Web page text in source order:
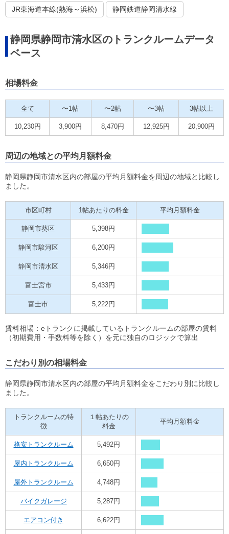
JR東海道本線(熱海～浜松) 静岡鉄道静岡清水線
静岡県静岡市清水区のトランクルームデータ
ベース
相場料金
全て 〜1帖 〜2帖 〜3帖 3帖以上
10,230円 3,900円 8,470円 12,925円 20,900円
周辺の地域との平均月額料金
静岡県静岡市清水区内の部屋の平均月額料金を周辺の地域と比較し
ました。
市区町村 1帖あたりの料金 平均月額料金
静岡市葵区 5,398円
静岡市駿河区 6,200円
静岡市清水区 5,346円
富士宮市 5,433円
富士市 5,222円
賃料相場：eトランクに掲載しているトランクルームの部屋の賃料
（初期費用・手数料等を除く）を元に独自のロジックで算出
こだわり別の相場料金
静岡県静岡市清水区内の部屋の平均月額料金をこだわり別に比較し
ました。
トランクルームの特
徴
１帖あたりの
料金
平均月額料金
格安トランクルーム 5,492円
屋内トランクルーム 6,650円
屋外トランクルーム 4,748円
バイクガレージ 5,287円
エアコン付き 6,622円